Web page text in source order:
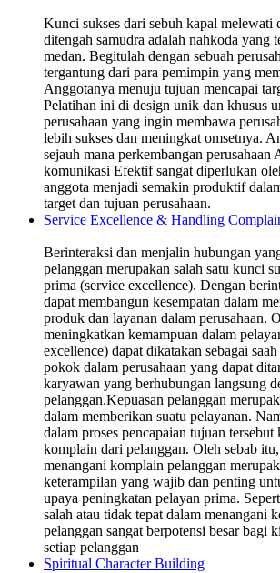
Kunci sukses dari sebuh kapal melewati
ditengah samudra adalah nahkoda yang
medan. Begitulah dengan sebuah
tergantung dari para pemimpin yang
Anggotanya menuju tujuan mencapai
Pelatihan ini di design unik dan khusus
perusahaan yang ingin membawa
lebih sukses dan meningkat omsetnya.
sejauh mana perkembangan perusahaan
komunikasi Efektif sangat diperlukan
anggota menjadi semakin produktif
target dan tujuan perusahaan.
Service Excellence & Handling
Berinteraksi dan menjalin hubungan
pelanggan merupakan salah satu kunci
prima (service excellence). Dengan
dapat membangun kesempatan dalam
produk dan layanan dalam perusahaan.
meningkatkan kemampuan dalam
excellence) dapat dikatakan sebagai
pokok dalam perusahaan yang dapat
karyawan yang berhubungan langsung
pelanggan.Kepuasan pelanggan
dalam memberikan suatu pelayanan.
dalam proses pencapaian tujuan tersebut
komplain dari pelanggan. Oleh sebab
menangani komplain pelanggan
keterampilan yang wajib dan penting
upaya peningkatan pelayan prima.
salah atau tidak tepat dalam menangani
pelanggan sangat berpotensi besar bagi
setiap pelanggan
Spiritual Character Building